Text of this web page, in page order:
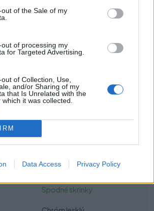
of the Sale of my
of processing my
for Targeted Advertising.
of Collection, Use,
and/or Sharing of my
that Is Unrelated with the
it was collected.
Data Access Privacy Policy
30 kg
korpusu
Wireli
Spodné skrinky